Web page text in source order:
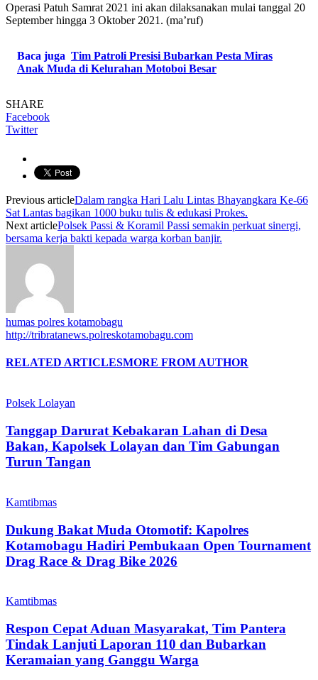
Operasi Patuh Samrat 2021 ini akan dilaksanakan mulai tanggal 20
September hingga 3 Oktober 2021. (ma’ruf)
Baca juga Tim Patroli Presisi Bubarkan Pesta Miras
Anak Muda di Kelurahan Motoboi Besar
SHARE
Facebook
Twitter
Previous articleDalam rangka Hari Lalu Lintas Bhayangkara Ke-66
Sat Lantas bagikan 1000 buku tulis & edukasi Prokes.
Next articlePolsek Passi & Koramil Passi semakin perkuat sinergi,
bersama kerja bakti kepada warga korban banjir.
humas polres kotamobagu
http://tribratanews.polreskotamobagu.com
RELATED ARTICLESMORE FROM AUTHOR
Polsek Lolayan
Tanggap Darurat Kebakaran Lahan di Desa
Bakan, Kapolsek Lolayan dan Tim Gabungan
Turun Tangan
Kamtibmas
Dukung Bakat Muda Otomotif: Kapolres
Kotamobagu Hadiri Pembukaan Open Tournament
Drag Race & Drag Bike 2026
Kamtibmas
Respon Cepat Aduan Masyarakat, Tim Pantera
Tindak Lanjuti Laporan 110 dan Bubarkan
Keramaian yang Ganggu Warga